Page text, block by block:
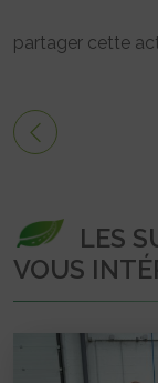
partager cette
LES
VOUS